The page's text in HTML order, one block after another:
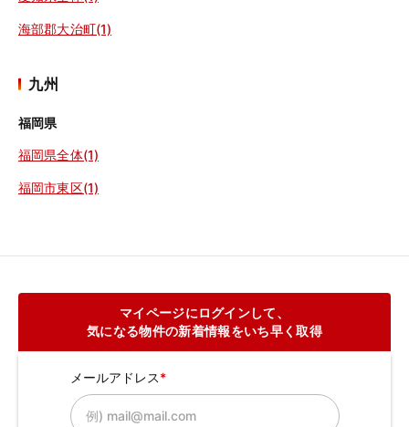
海部郡大治町(1)
九州
福岡県
福岡県全体(1)
福岡市東区(1)
マイページにログインして、
気になる物件の新着情報をいち早く取得
メールアドレス